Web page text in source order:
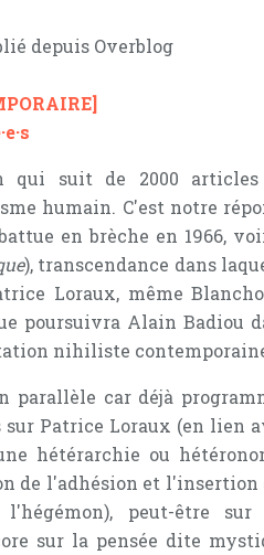
depuis Overblog
qui suit de 2000
humain. C'est notre
en brèche en 1966,
), transcendance dans
Loraux, même
poursuivra Alain Badiou
nihiliste
parallèle car déjà
Patrice Loraux (en lien
hétérarchie ou
de l'adhésion et l'insertion
peut-être sur
sur la pensée dite